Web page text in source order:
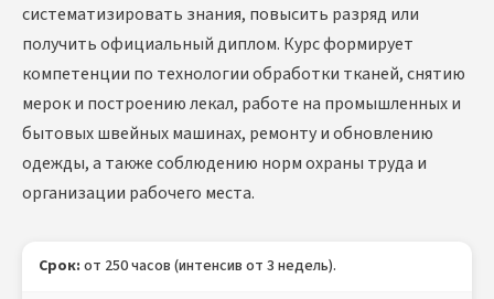
систематизировать знания, повысить разряд или
получить официальный диплом. Курс формирует
компетенции по технологии обработки тканей, снятию
мерок и построению лекал, работе на промышленных и
бытовых швейных машинах, ремонту и обновлению
одежды, а также соблюдению норм охраны труда и
организации рабочего места.
Срок: от 250 часов (интенсив от 3 недель).